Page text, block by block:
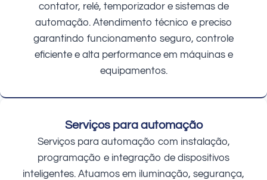
contator, relé, temporizador e sistemas de
automação. Atendimento técnico e preciso
garantindo funcionamento seguro, controle
eficiente e alta performance em máquinas e
equipamentos.
Serviços para automação
Serviços para automação com instalação,
programação e integração de dispositivos
inteligentes. Atuamos em iluminação, segurança,